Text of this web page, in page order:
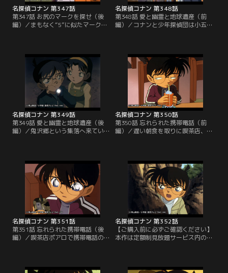
名探偵コナン 第347話
第347話 お尻のマークを探せ（後
編）／まもなく“5”に似たマークは
より、アリバイがなくマスターキー
をなくした3台の車の持ち主が米花
警察署に集まった。歩美は車の中か
らスモークガラス越しに容疑者たち
を見るが、通り魔かどうか確認する
ことはできず…。
名探偵コナン 第348話
第348話 愛と幽霊と地球遺産（前
編）／コナンと少年探偵団は小五郎
いう噂が広まっていた。コナンは元
太たちに誘われ、幽霊を確かめるた
めに散歩に出かけた。そのとき、歩
美は近くの路地に同じ年くらいの少
女が立っているのを見つけ、ついて
いってしまう。
名探偵コナン 第349話
第349話 愛と幽霊と地球遺産（後
編）／鬼沢郷という集落へ来ていた
った。だが、コナンは川治が犯人だ
とはどうしても思えない。そこで永
倉の家が10日前に家ごと場所を移動
させたと聞いたコナンは、以前に永
倉の家が建っていた廃屋から、ある
物を見つけ…。
名探偵コナン 第350話
第350話 忘れられた携帯電話（前
編）／遅い朝食を取りに喫茶店、ポ
てほしいと頼まれる。そこへ警視庁
交通課の婦警、由美が現れ、携帯の
持ち主はすでに交通事故で死んでい
たことが発覚する。しかも、男の身
元は不明で手掛かりは暗号を残した
携帯電話だけ…。
名探偵コナン 第351話
第351話 忘れられた携帯電話（後
編）／喫茶店ポアロで携帯電話の持
た男は、わざと携帯を忘れ、電話を
名探偵コナン 第352話
【ご購入前に必ずご確認ください】
本作は定額制見放題サービス内の
県警セレクション」にて3/14～